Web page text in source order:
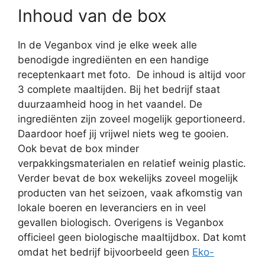
Inhoud van de box
In de Veganbox vind je elke week alle
benodigde ingrediënten en een handige
receptenkaart met foto. De inhoud is altijd voor
3 complete maaltijden. Bij het bedrijf staat
duurzaamheid hoog in het vaandel. De
ingrediënten zijn zoveel mogelijk geportioneerd.
Daardoor hoef jij vrijwel niets weg te gooien.
Ook bevat de box minder
verpakkingsmaterialen en relatief weinig plastic.
Verder bevat de box wekelijks zoveel mogelijk
producten van het seizoen, vaak afkomstig van
lokale boeren en leveranciers en in veel
gevallen biologisch. Overigens is Veganbox
officieel geen biologische maaltijdbox. Dat komt
omdat het bedrijf bijvoorbeeld geen Eko-